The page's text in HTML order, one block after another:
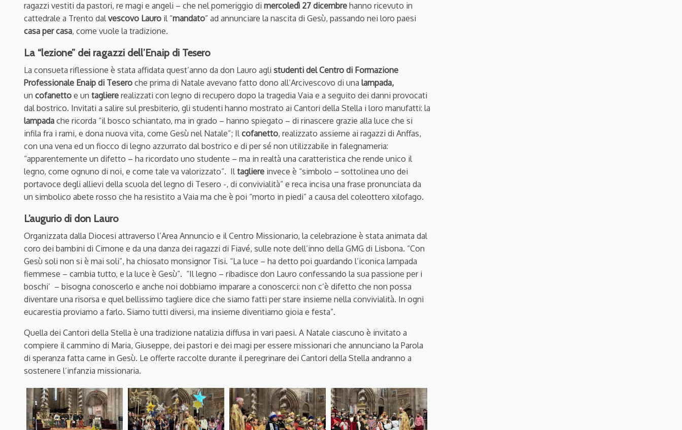
ragazzi vestiti da pastori, re magi e angeli – che nel pomeriggio di mercoledì 27 dicembre hanno ricevuto in
cattedrale a Trento dalvescovo Lauro il “mandato” ad annunciare la nascita di Gesù, passando nei loro paesi
casa per casa, come vuole la tradizione.
La “lezione” dei ragazzi dell’Enaip di Tesero
La consueta riflessione è stata affidata quest’anno da don Lauro agli studenti del Centro di Formazione
Professionale Enaip di Tesero che prima di Natale avevano fatto dono all’Arcivescovo di una lampada,
un cofanetto e un tagliere realizzati con legno di recupero dopo la tragedia Vaia e a seguito dei danni provocati
dal bostrico. Invitati a salire sul presbiterio, gli studenti hanno mostrato ai Cantori della Stella i loro manufatti: la
lampada che ricorda “il bosco schiantato, ma in grado – hanno spiegato – di rinascere grazie alla luce che si
infila fra i rami, e dona nuova vita, come Gesù nel Natale”; Ilcofanetto, realizzato assieme ai ragazzi di Anffas,
con una vena ed un fiocco di legno azzurrato dal bostrico e di per sé non utilizzabile in falegnameria:
“apparentemente un difetto – ha ricordato uno studente – ma in realtà una caratteristica che rende unico il
legno, come ognuno di noi, e come tale va valorizzato”. Iltagliere invece è “simbolo – sottolinea uno dei
portavoce degli allievi della scuola del legno di Tesero -, di convivialità” e reca incisa una frase pronunciata da
un simbolico abete rosso che ha resistito a Vaia ma che è poi “morto in piedi” a causa del coleottero xilofago.
L’augurio di don Lauro
Organizzata dalla Diocesi attraverso l’Area Annuncio e il Centro Missionario, la celebrazione è stata animata dal
coro dei bambini di Cimone e da una danza dei ragazzi di Fiavé, sulle note dell’inno della GMG di Lisbona. “Con
Gesù soli non si è mai soli”, ha chiosato monsignor Tisi. “La luce – ha detto poi guardando l’iconica lampada
fiemmese – cambia tutto, e la luce è Gesù”. “Il legno – ribadisce don Lauro confessando la sua passione per i
boschi’ – bisogna conoscerlo e anche noi dobbiamo imparare a conoscerci: non c’è difetto che non possa
diventare una risorsa e quel bellissimo tagliere dice che siamo fatti per stare insieme nella convivialità. In ogni
eucarestia proviamo a farlo. Siamo tutti diversi, ma insieme diventiamo gioia e festa”.
Quella dei Cantori della Stella è una tradizione natalizia diffusa in vari paesi. A Natale ciascuno è invitato a
compiere il cammino di Maria, Giuseppe, dei pastori e dei magi per essere missionari che annunciano la Parola
di speranza fatta carne in Gesù. Le offerte raccolte durante il peregrinare dei Cantori della Stella andranno a
sostenere l’infanzia missionaria.